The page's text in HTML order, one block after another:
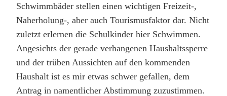
Schwimmbäder stellen einen wichtigen Freizeit-,
Naherholung-, aber auch Tourismusfaktor dar. Nicht
zuletzt erlernen die Schulkinder hier Schwimmen.
Angesichts der gerade verhangenen Haushaltssperre
und der trüben Aussichten auf den kommenden
Haushalt ist es mir etwas schwer gefallen, dem
Antrag in namentlicher Abstimmung zuzustimmen.